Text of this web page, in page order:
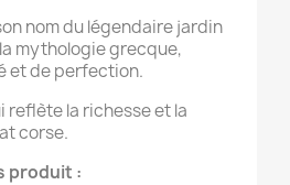
nom du légendaire jardin
mythologie grecque,
et de perfection.
reflète la richesse et la
corse.
produit :